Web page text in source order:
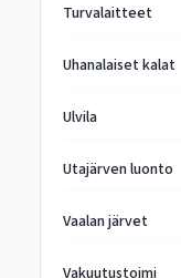
Turvalaitteet
Uhanalaiset kalat
Ulvila
Utajärven luonto
Vaalan järvet
Vakuutustoimi